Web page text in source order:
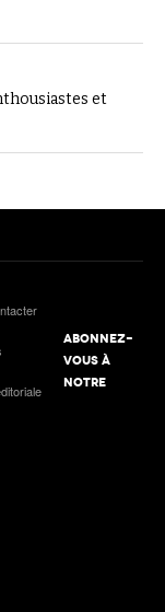
et
ABONNEZ-
VOUS À
NOTRE